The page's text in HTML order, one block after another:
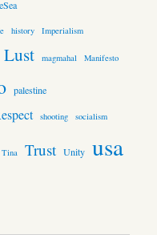
history Imperialism
Lust magmahal Manifesto
palestine
shooting socialism
Tina Trust Unity usa